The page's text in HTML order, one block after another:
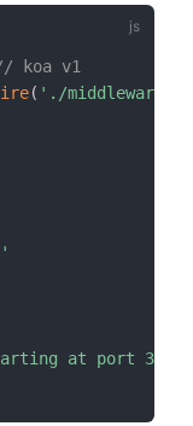
koa v1
( './middleware/
at port 3000'